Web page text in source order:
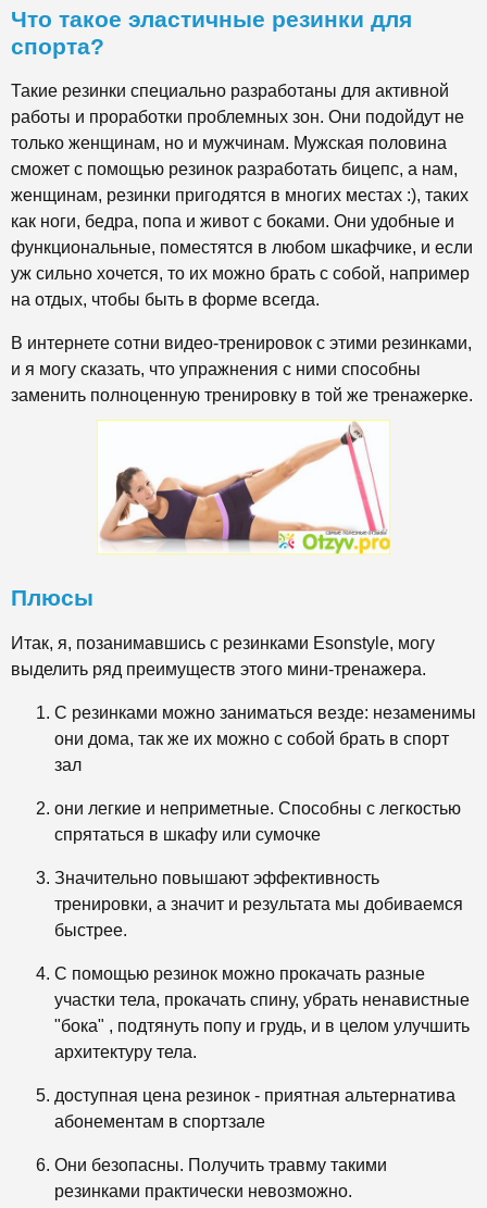
Что такое эластичные резинки для
спорта?
Такие резинки специально разработаны для активной
работы и проработки проблемных зон. Они подойдут не
только женщинам, но и мужчинам. Мужская половина
сможет с помощью резинок разработать бицепс, а нам,
женщинам, резинки пригодятся в многих местах :), таких
как ноги, бедра, попа и живот с боками. Они удобные и
функциональные, поместятся в любом шкафчике, и если
уж сильно хочется, то их можно брать с собой, например
на отдых, чтобы быть в форме всегда.
В интернете сотни видео-тренировок с этими резинками,
и я могу сказать, что упражнения с ними способны
заменить полноценную тренировку в той же тренажерке.
Плюсы
Итак, я, позанимавшись с резинками Esonstyle, могу
выделить ряд преимуществ этого мини-тренажера.
С резинками можно заниматься везде: незаменимы
они дома, так же их можно с собой брать в спорт
зал
они легкие и неприметные. Способны с легкостью
спрятаться в шкафу или сумочке
Значительно повышают эффективность
тренировки, а значит и результата мы добиваемся
быстрее.
С помощью резинок можно прокачать разные
участки тела, прокачать спину, убрать ненавистные
"бока" , подтянуть попу и грудь, и в целом улучшить
архитектуру тела.
доступная цена резинок - приятная альтернатива
абонементам в спортзале
Они безопасны. Получить травму такими
резинками практически невозможно.